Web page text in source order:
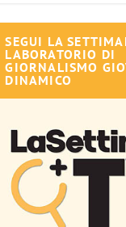
SEGUI LA
LABORATORIO DI
GIORNALISMO
DINAMICO